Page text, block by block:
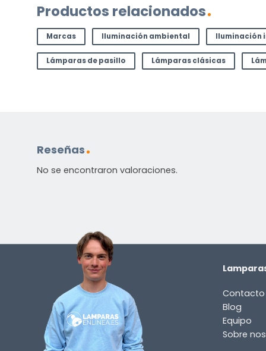
Productos relacionados
Marcas Iluminación ambiental Iluminación
Lámparas de pasillo Lámparas clásicas
Reseñas
No se encontraron valoraciones.
Contacto
Blog
Equipo
Sobre